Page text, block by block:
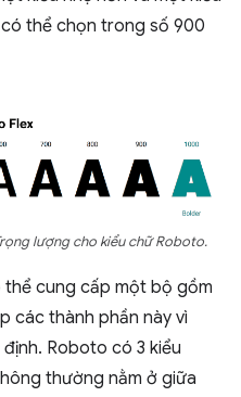
thể chọn trong số 900
lượng cho kiểu chữ Roboto.
cung cấp một bộ gồm
các thành phần này vì
Roboto có 3 kiểu
thường nằm ở giữa